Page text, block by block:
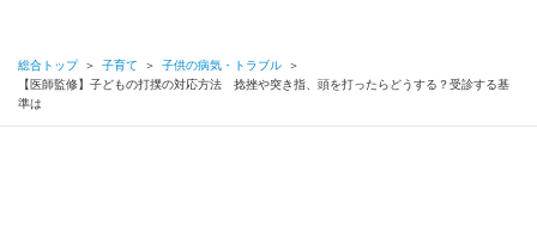
総合トップ ＞ 子育て ＞ 子供の病気・トラブル
＞
【医師監修】子どもの打撲の対応方法 捻挫や突き指、頭を打ったらどうする？受診する基
準は